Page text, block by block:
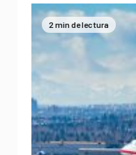
2 min de lectura